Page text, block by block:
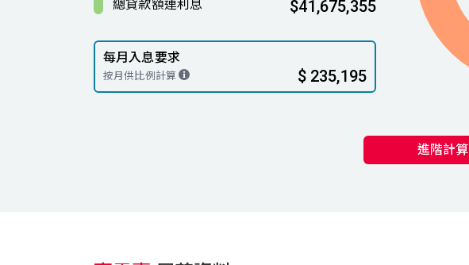
總貸款額連利息 $41,675,355
每月入息要求
按月供比例計算 $ 235,195
進階計算